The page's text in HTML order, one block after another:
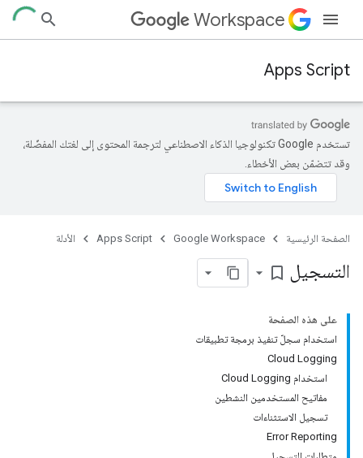
Workspace
Apps Script
تستخدم Google تكنولوجيا الذكاء الاصطناعي لترجمة المحتوى إلى لغتك المفضّلة،
وقد تتضمّن بعض الأخطاء.
الصفحة الرئيسية Google Workspace
Apps Script الأدلة
التسجيل bookmark_border
على هذه الصفحة
استخدام سجلّ تنفيذ برمجة تطبيقات
Cloud Logging
استخدام Cloud Logging
مفاتيح المستخدمين النشطين
تسجيل الاستثناءات
Error Reporting